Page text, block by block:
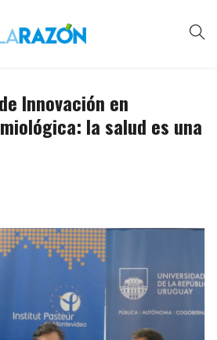
Innovación en
la salud es una